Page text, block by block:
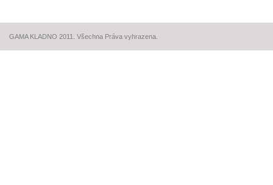
GAMA KLADNO 2011. Všechna Práva vyhrazena.